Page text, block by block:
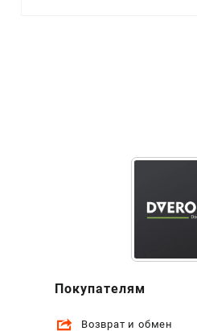
Покупателям
Возврат и обмен